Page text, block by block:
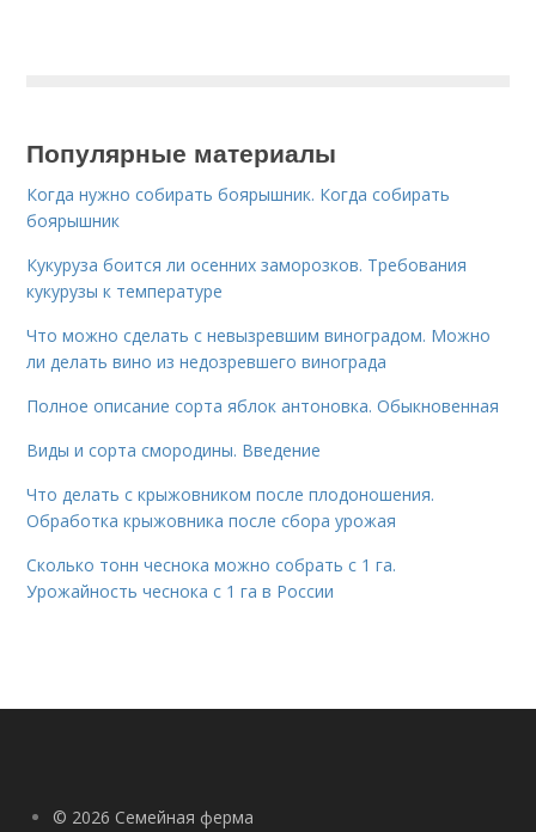
Популярные материалы
Когда нужно собирать боярышник. Когда собирать
боярышник
Кукуруза боится ли осенних заморозков. Требования
кукурузы к температуре
Что можно сделать с невызревшим виноградом. Можно
ли делать вино из недозревшего винограда
Полное описание сорта яблок антоновка. Обыкновенная
Виды и сорта смородины. Введение
Что делать с крыжовником после плодоношения.
Обработка крыжовника после сбора урожая
Сколько тонн чеснока можно собрать с 1 га.
Урожайность чеснока с 1 га в России
© 2026 Семейная ферма